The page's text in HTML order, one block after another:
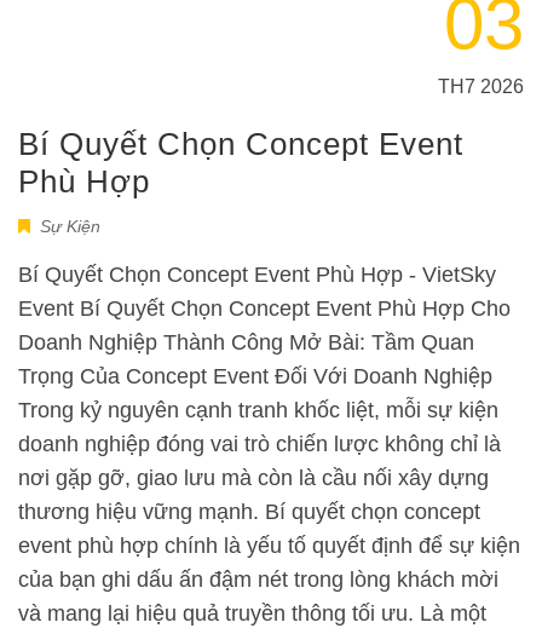
03
TH7 2026
Bí Quyết Chọn Concept Event
Phù Hợp
Sự Kiện
Bí Quyết Chọn Concept Event Phù Hợp - VietSky
Event Bí Quyết Chọn Concept Event Phù Hợp Cho
Doanh Nghiệp Thành Công Mở Bài: Tầm Quan
Trọng Của Concept Event Đối Với Doanh Nghiệp
Trong kỷ nguyên cạnh tranh khốc liệt, mỗi sự kiện
doanh nghiệp đóng vai trò chiến lược không chỉ là
nơi gặp gỡ, giao lưu mà còn là cầu nối xây dựng
thương hiệu vững mạnh. Bí quyết chọn concept
event phù hợp chính là yếu tố quyết định để sự kiện
của bạn ghi dấu ấn đậm nét trong lòng khách mời
và mang lại hiệu quả truyền thông tối ưu. Là một